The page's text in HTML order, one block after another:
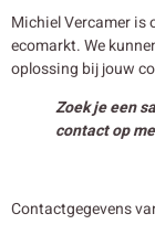
Michiel Vercamer is
ecomarkt. We
oplossing bij jouw
Zoek je een
contact op
Contactgegevens